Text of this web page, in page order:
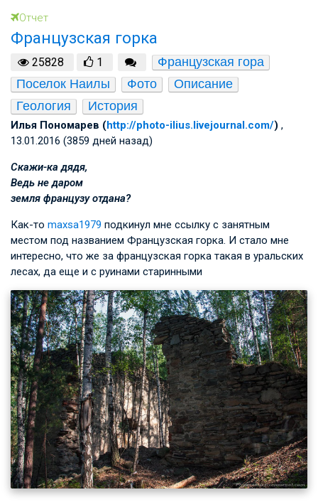
Отчет
Французская горка
25828 1
Французская гора
Поселок Наилы
Фото
Описание
Геология
История
Илья Пономарев (http://photo-ilius.livejournal.com/) ,
13.01.2016 (3859 дней назад)
Скажи-ка дядя,
Ведь не даром
земля французу отдана?
Как-то maxsa1979 подкинул мне ссылку с занятным
местом под названием Французская горка. И стало мне
интересно, что же за французская горка такая в уральских
лесах, да еще и с руинами старинными